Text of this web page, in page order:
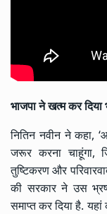
भाजपा ने खत्म कर दिया
नितिन नवीन ने कहा,
जरूर करना चाहूंगा,
तुष्टिकरण और
की सरकार ने उस
समाप्त कर दिया है.